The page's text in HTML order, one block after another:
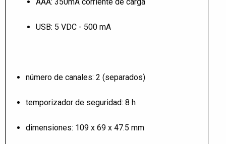
USB: 5 VDC - 500 mA
número de canales: 2 (separados)
temporizador de seguridad: 8 h
dimensiones: 109 x 69 x 47.5 mm